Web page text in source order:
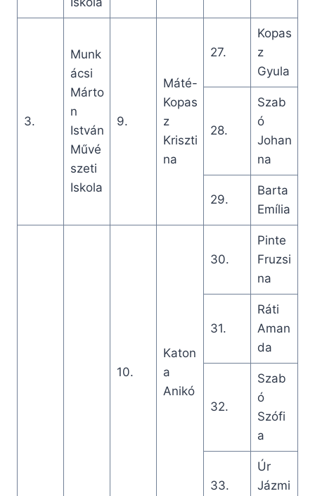
3.
Munk
ácsi
Márto
n
István
Művé
szeti
Iskola
9.
Máté-
Kopas
z
Kriszti
na
27.
Kopas
z
Gyula
28.
Szab
ó
Johan
na
29.
Barta
Emília
10.
Katon
a
Anikó
30.
Pinte
Fruzsi
na
31.
Ráti
Aman
da
32.
Szab
ó
Szófi
a
33.
Úr
Jázmi